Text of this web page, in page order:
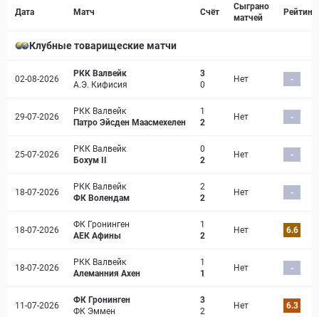
Дата Матч Счёт
Сыграно
матчей
Рейтинг
Клубные товарищеские матчи
02-08-2026
РКК Валвейк
А.Э. Кифисия
3
0
Нет -
29-07-2026
РКК Валвейк
Патро Эйсден Маасмехелен
1
2
Нет -
25-07-2026
РКК Валвейк
Бохум II
0
2
Нет -
18-07-2026
РКК Валвейк
ФК Волендам
2
2
Нет -
18-07-2026
ФК Гронинген
АЕК Афины
1
2
Нет 6.6
18-07-2026
РКК Валвейк
Алеманния Ахен
1
1
Нет -
11-07-2026
ФК Гронинген
ФК Эммен
3
2
Нет 6.3